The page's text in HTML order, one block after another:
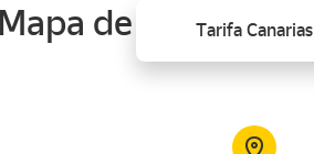
Mapa de tarifasTarifa Canarias